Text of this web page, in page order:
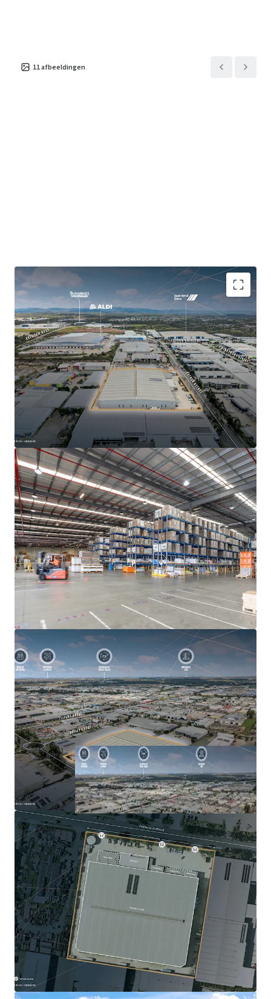
11afbeeldingen
High clearance warehouse area: 11,721 sqm
Total Gross Lettable Area (GLA): 12,283 sqm
Minimum warehouse clearance 9 metres, 12 metre
clearance height at apex
Combination of recessed loading docks, two dock
levellers and 12 on-grade roller shutter doors, of
which five front French Avenue providing primary
loading access
Three gated crossover access points, with full drive
around access
ESFR sprinkler system throughout warehouse
Heavy-duty concrete hardstand servicing loading
and manoeuvring areas
Functional division into two separately lettable
facilities given multiple independent
ingress/egress points
7-9 French Avenue, Brendale is being offered for sale via an
Expressions of Interest Campaign closing at 3:00 PM
(AEST) Wednesday, 1st July 2026. For further information
or to arrange an inspection, please contact JLL’s Ben
Hegerty, Joel Scully, Gibson Leembruggen or Sam Stewart.
All inspections must be booked in advance.